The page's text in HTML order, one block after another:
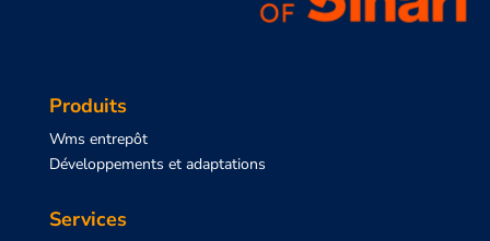
Produits
Wms entrepôt
Développements et adaptations
Services